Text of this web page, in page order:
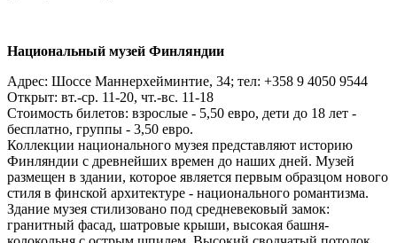
Национальный музей Финляндии
Адрес: Шоссе Маннерхейминтие, 34; тел: +358 9 4050 9544
Открыт: вт.-ср. 11-20, чт.-вс. 11-18
Стоимость билетов: взрослые - 5,50 евро, дети до 18 лет -
бесплатно, группы - 3,50 евро.
Коллекции национального музея представляют историю
Финляндии с древнейших времен до наших дней. Музей
размещен в здании, которое является первым образцом нового
стиля в финской архитектуре - национального романтизма.
Здание музея стилизовано под средневековый замок:
гранитный фасад, шатровые крыши, высокая башня-